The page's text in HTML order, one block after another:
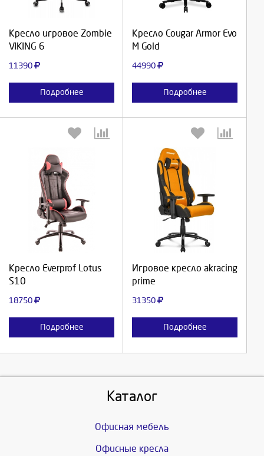
Кресло игровое Zombie
VIKING 6
11390
Подробнее
Кресло Cougar Armor Evo
M Gold
44990
Подробнее
Кресло Everprof Lotus
S10
18750
Подробнее
Выберите количество:
Игровое кресло akracing
prime
31350
Подробнее
Выберите количество:
Каталог
Офисная мебель
Офисные кресла